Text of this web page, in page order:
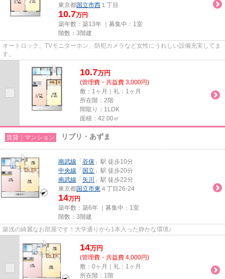
東京都国立市西 １丁目
10.7万円
築年数：築13年 ｜募集中： 1室
階数：3階建
オートロック、TVモニターホン、防犯カメラなど女性にうれしい設備充実してま
す。
10.7万円
(管理費・共益費 3,000円)
敷：1ヶ月｜礼：1ヶ月
所在階：2階
間取り：1LDK
面積：42.00㎡
賃貸｜マンション リブリ・あずま
南武線 「 谷保 」駅 徒歩10分
中央線 「 国立 」駅 徒歩20分
南武線 「 矢川
」駅 徒歩22分
東京都国立市東 ４丁目26-24
14万円
築年数：築6年 ｜募集中： 1室
階数：3階建
築浅の綺麗なお部屋です！大学通りから1本入った静かな環境♪
14万円
(管理費・共益費 4,000円)
敷：0ヶ月｜礼：1ヶ月
所在階：1階